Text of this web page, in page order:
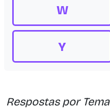
W
Y
Respostas por Tema